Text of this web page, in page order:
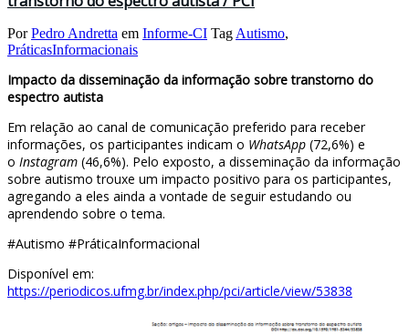
PorPedro Andretta em Informe-CI Tag Autismo,
PráticasInformacionais
Impacto da disseminação da informação sobre transtorno do
espectro autista
Em relação ao canal de comunicação preferido para receber
informações, os participantes indicam o WhatsApp (72,6%) e
o Instagram (46,6%). Pelo exposto, a disseminação da informação
sobre autismo trouxe um impacto positivo para os participantes,
agregando a eles ainda a vontade de seguir estudando ou
aprendendo sobre o tema.
#Autismo #PráticaInformacional
Disponível em:
https://periodicos.ufmg.br/index.php/pci/article/view/53838